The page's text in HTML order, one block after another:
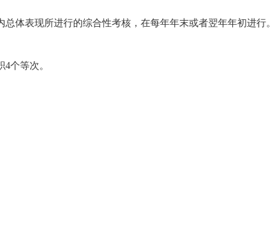
表现所进行的综合性考核，在每年年末或者翌年年初进行。
个等次。